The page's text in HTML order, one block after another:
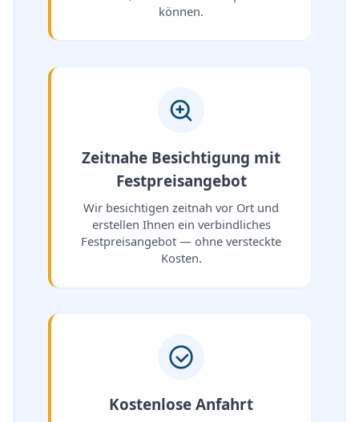
können.
Zeitnahe Besichtigung mit
Festpreisangebot
Wir besichtigen zeitnah vor Ort und
erstellen Ihnen ein verbindliches
Festpreisangebot — ohne versteckte
Kosten.
Kostenlose Anfahrt